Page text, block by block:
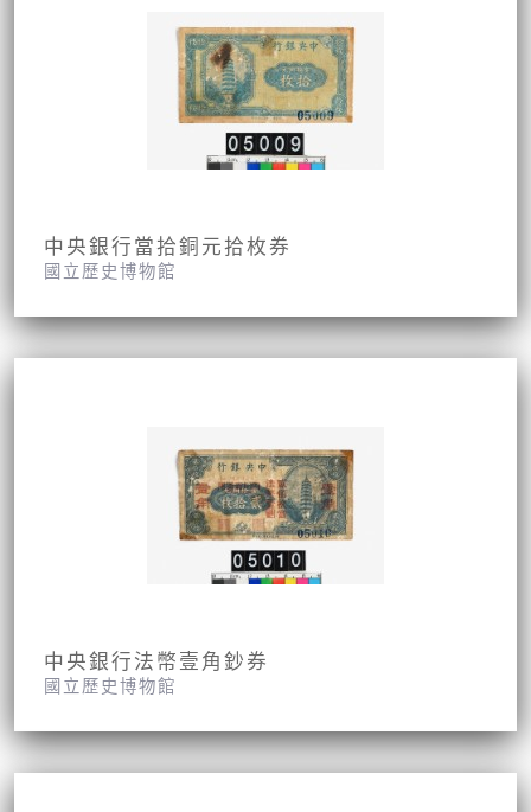
中央銀行當拾銅元拾枚券
國立歷史博物館
中央銀行法幣壹角鈔券
國立歷史博物館